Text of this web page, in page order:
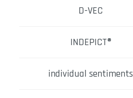
D-VEC
INDEPICT®
individual sentiments